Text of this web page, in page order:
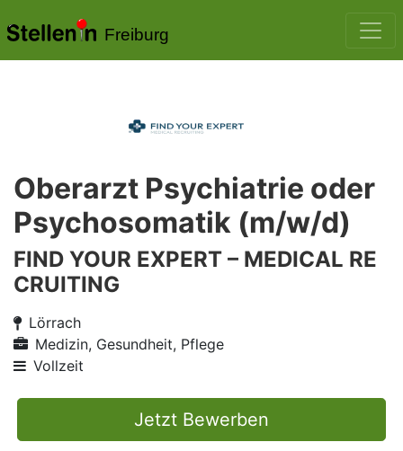
Freiburg
Oberarzt Psychiatrie oder
Psychosomatik (m/w/d)
FIND YOUR EXPERT – MEDICAL RE
CRUITING
Lörrach
Medizin, Gesundheit, Pflege
Vollzeit
Jetzt Bewerben